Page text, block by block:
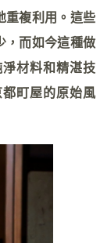
重複利用。這些
，而如今這種做
材料和精湛技
町屋的原始風